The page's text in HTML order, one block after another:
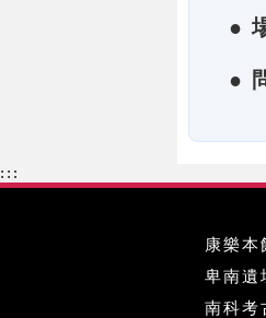
●
●
:::
康樂
卑南遺
南科考